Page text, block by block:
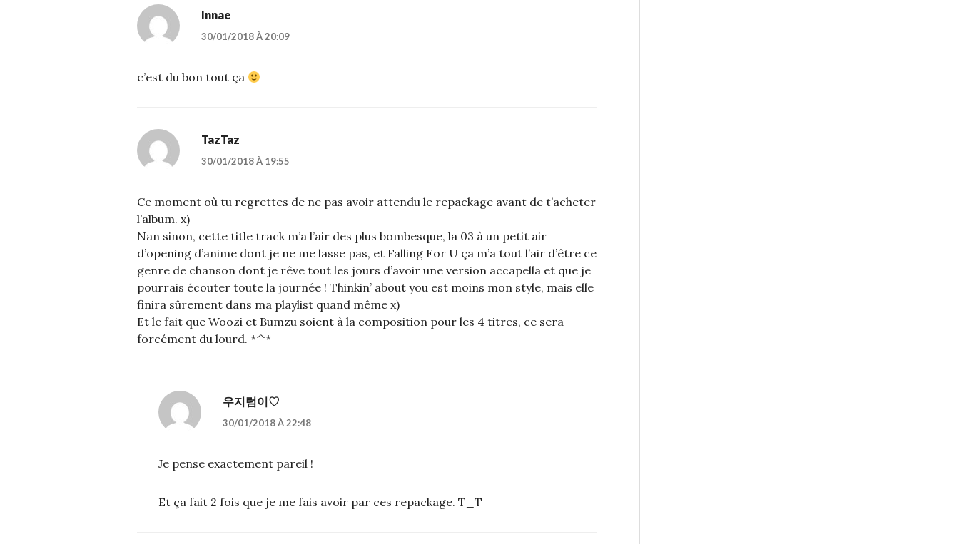
Innae
30/01/2018 À 20:09
c’est du bon tout ça
TazTaz
30/01/2018 À 19:55
Ce moment où tu regrettes de ne pas avoir attendu le repackage avant de t’acheter
l’album. x)
Nan sinon, cette title track m’a l’air des plus bombesque, la 03 à un petit air
d’opening d’anime dont je ne me lasse pas, et Falling For U ça m’a tout l’air d’être ce
genre de chanson dont je rêve tout les jours d’avoir une version accapella et que je
pourrais écouter toute la journée ! Thinkin’ about you est moins mon style, mais elle
finira sûrement dans ma playlist quand même x)
Et le fait que Woozi et Bumzu soient à la composition pour les 4 titres, ce sera
forcément du lourd. *^*
우지럼이♡
30/01/2018 À 22:48
Je pense exactement pareil !
Et ça fait 2 fois que je me fais avoir par ces repackage. T_T